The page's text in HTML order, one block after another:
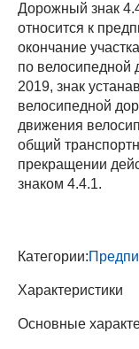
Дорожный знак
относится к
окончание
по велосипедной
2019, знак
велосипедной
движения
общий
прекращении
знаком 4.4.1.
Категории:
Характеристики
Основные